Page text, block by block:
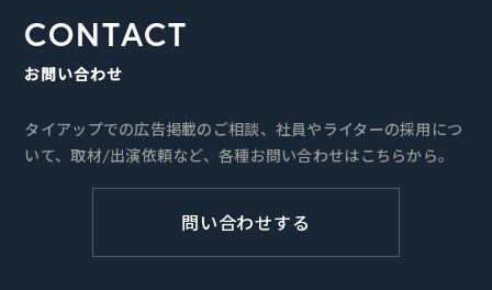
CONTACT
お問い合わせ
タイアップでの広告掲載のご相談、社員やライターの採用につ
いて、取材/出演依頼など、各種お問い合わせはこちらから。
問い合わせする